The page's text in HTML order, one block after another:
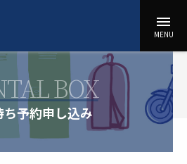
menu
MENU
ち予約申し込み
BOX